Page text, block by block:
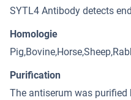
SYTL4 Antibody detects
Homologie
Purification
The antiserum was